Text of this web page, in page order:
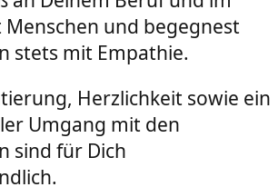
und begegnest
stets mit Empathie.
Herzlichkeit sowie ein
Umgang mit den
sind für Dich